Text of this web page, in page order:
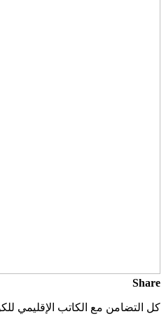
Share
كل التضامن مع الكاتب الإقليمي